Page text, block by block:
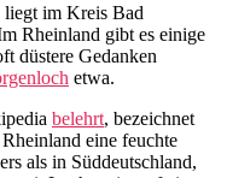
liegt im Kreis Bad
Rheinland gibt es einige
düstere Gedanken
etwa.
belehrt, bezeichnet
eine feuchte
als in Süddeutschland,